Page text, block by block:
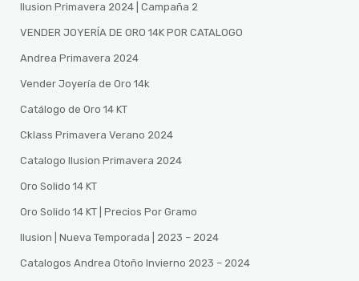
Ilusion Primavera 2024 | Campaña 2
VENDER JOYERÍA DE ORO 14K POR CATALOGO
Andrea Primavera 2024
Vender Joyería de Oro 14k
Catálogo de Oro 14 KT
Cklass Primavera Verano 2024
Catalogo Ilusion Primavera 2024
Oro Solido 14 KT
Oro Solido 14 KT | Precios Por Gramo
Ilusion | Nueva Temporada | 2023 – 2024
Catalogos Andrea Otoño Invierno 2023 – 2024